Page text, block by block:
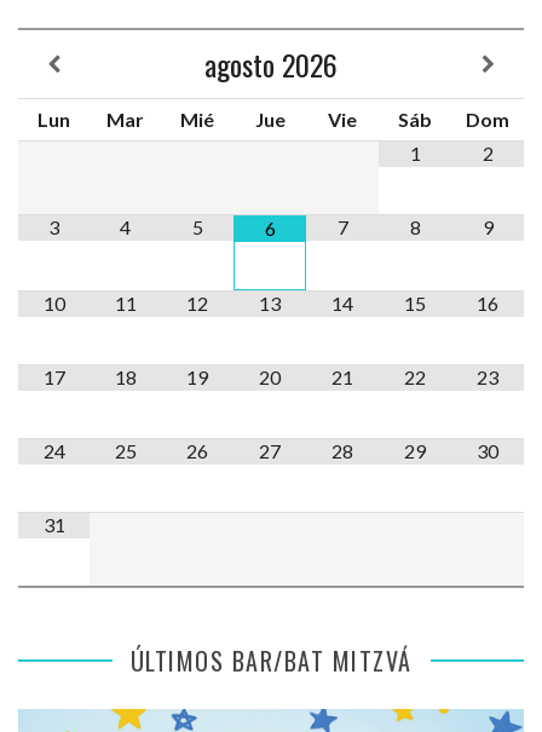
agosto 2026
Lun Mar Mié Jue Vie Sáb
Dom
1
2
3 4 5 6 7 8 9
10 11 12 13 14 15 16
17 18 19 20 21 22 23
24 25 26 27 28 29 30
31
ÚLTIMOS BAR/BAT MITZVÁ